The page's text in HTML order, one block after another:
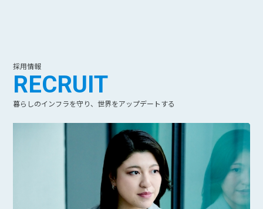
採用情報
RECRUIT
暮らしのインフラを守り、世界をアップデートする